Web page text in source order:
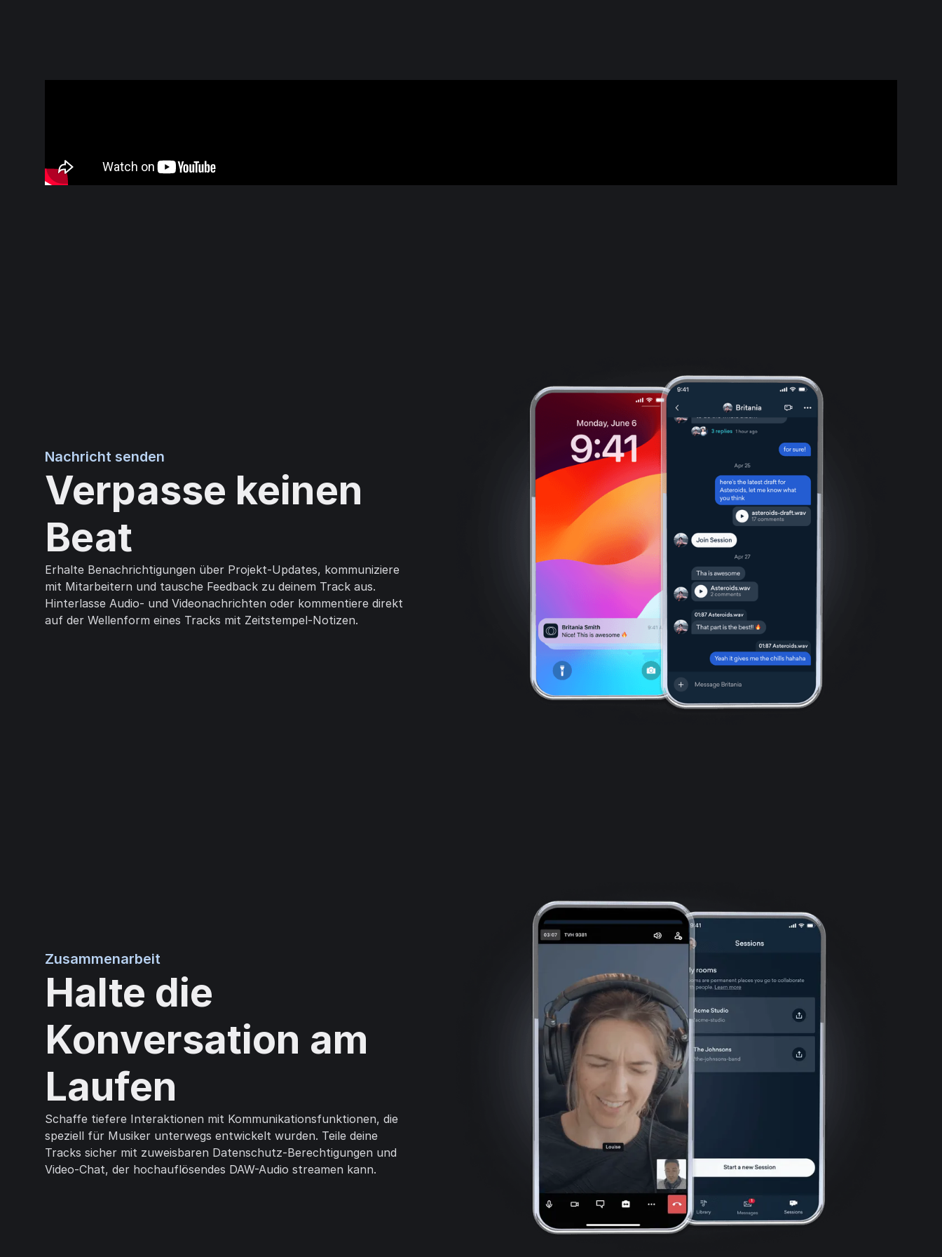
Nachricht senden
Verpasse keinen
Beat
Erhalte Benachrichtigungen über Projekt-Updates, kommuniziere
mit Mitarbeitern und tausche Feedback zu deinem Track aus.
Hinterlasse Audio- und Videonachrichten oder kommentiere direkt
auf der Wellenform eines Tracks mit Zeitstempel-Notizen.
Zusammenarbeit
Halte die
Konversation am
Laufen
Schaffe tiefere Interaktionen mit Kommunikationsfunktionen, die
speziell für Musiker unterwegs entwickelt wurden. Teile deine
Tracks sicher mit zuweisbaren Datenschutz-Berechtigungen und
Video-Chat, der hochauflösendes DAW-Audio streamen kann.